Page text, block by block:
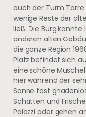
auch der Turm
wenige Reste der
ließ. Die Burg
anderen alten
die ganze Region
Platz befindet sich
eine schöne
hier während der
Sonne fast
Schatten und
Palazzi oder gehen